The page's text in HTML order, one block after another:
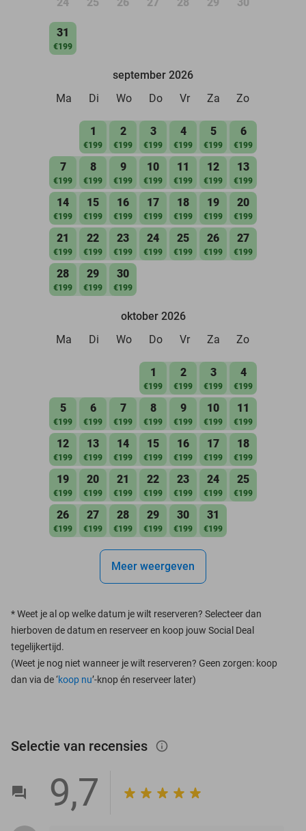
31
€199
september 2026
Ma
Di Wo Do Vr Za Zo
1
€199
2
€199
3
€199
4
€199
5
€199
6
€199
7
€199
8
€199
9
€199
10
€199
11
€199
12
€199
13
€199
14
€199
15
€199
16
€199
17
€199
18
€199
19
€199
20
€199
21
€199
22
€199
23
€199
24
€199
25
€199
26
€199
27
€199
28
€199
29
€199
30
€199
oktober 2026
Ma
Di Wo Do Vr Za Zo
1
€199
2
€199
3
€199
4
€199
5
€199
6
€199
7
€199
8
€199
9
€199
10
€199
11
€199
12
€199
13
€199
14
€199
15
€199
16
€199
17
€199
18
€199
19
€199
20
€199
21
€199
22
€199
23
€199
24
€199
25
€199
26
€199
27
€199
28
€199
29
€199
30
€199
31
€199
Meer weergeven
*Weet je al op welke datum je wilt reserveren? Selecteer dan
hierboven de datum en reserveer en koop jouw Social Deal
tegelijkertijd.
(Weet je nog niet wanneer je wilt reserveren? Geen zorgen: koop
dan via de ‘koop nu’-knop én reserveer later)
Selectie van recensies info_outlined
9,7